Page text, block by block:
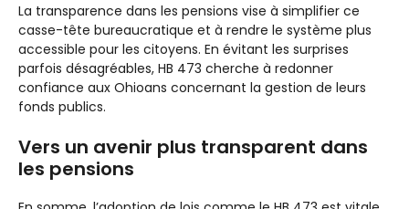
La transparence dans les pensions vise à simplifier ce
casse-tête bureaucratique et à rendre le système plus
accessible pour les citoyens. En évitant les surprises
parfois désagréables, HB 473 cherche à redonner
confiance aux Ohioans concernant la gestion de leurs
fonds publics.
Vers un avenir plus transparent dans
les pensions